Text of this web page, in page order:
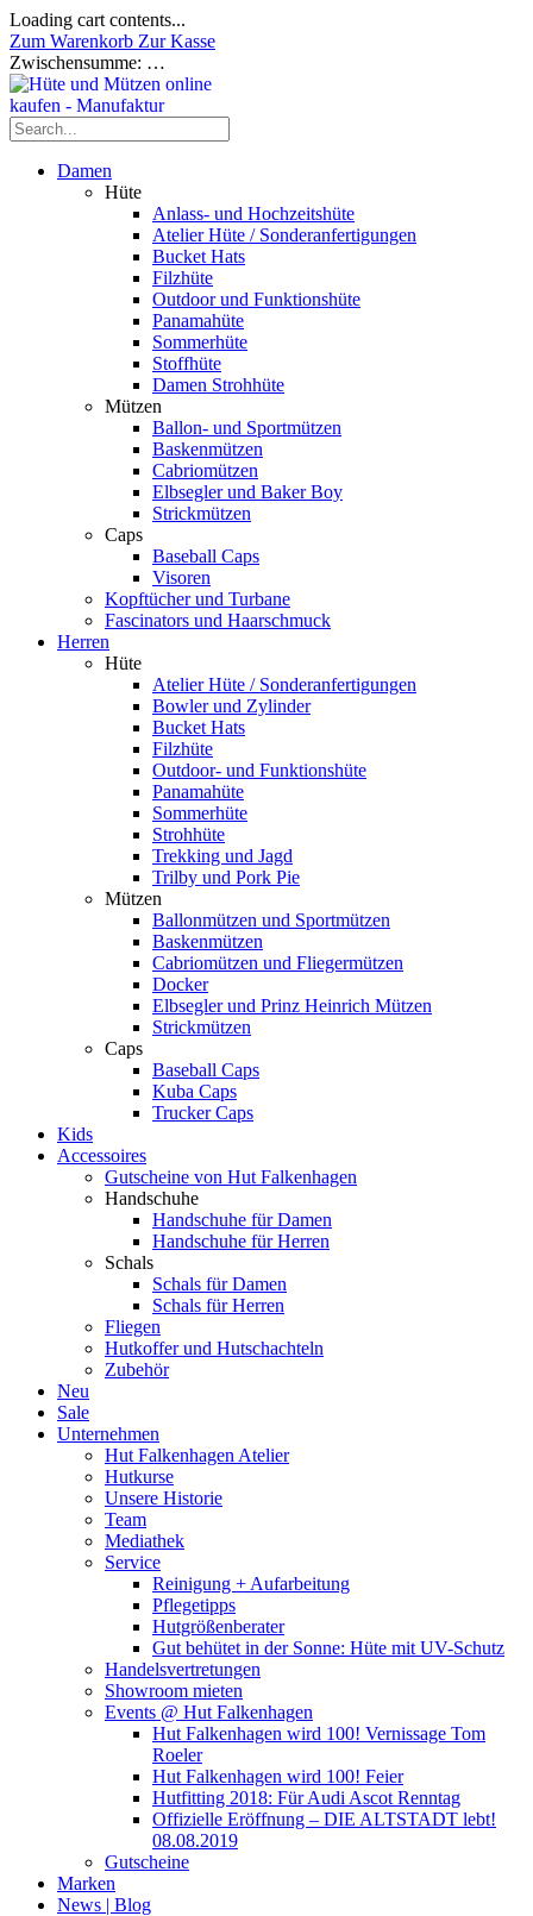
Loading cart contents...
Zum Warenkorb Zur Kasse
Zwischensumme: …
Damen
Hüte
Anlass- und Hochzeitshüte
Atelier Hüte / Sonderanfertigungen
Bucket Hats
Filzhüte
Outdoor und Funktionshüte
Panamahüte
Sommerhüte
Stoffhüte
Damen Strohhüte
Mützen
Ballon- und Sportmützen
Baskenmützen
Cabriomützen
Elbsegler und Baker Boy
Strickmützen
Caps
Baseball Caps
Visoren
Kopftücher und Turbane
Fascinators und Haarschmuck
Herren
Hüte
Atelier Hüte / Sonderanfertigungen
Bowler und Zylinder
Bucket Hats
Filzhüte
Outdoor- und Funktionshüte
Panamahüte
Sommerhüte
Strohhüte
Trekking und Jagd
Trilby und Pork Pie
Mützen
Ballonmützen und Sportmützen
Baskenmützen
Cabriomützen und Fliegermützen
Docker
Elbsegler und Prinz Heinrich Mützen
Strickmützen
Caps
Baseball Caps
Kuba Caps
Trucker Caps
Kids
Accessoires
Gutscheine von Hut Falkenhagen
Handschuhe
Handschuhe für Damen
Handschuhe für Herren
Schals
Schals für Damen
Schals für Herren
Fliegen
Hutkoffer und Hutschachteln
Zubehör
Neu
Sale
Unternehmen
Hut Falkenhagen Atelier
Hutkurse
Unsere Historie
Team
Mediathek
Service
Reinigung + Aufarbeitung
Pflegetipps
Hutgrößenberater
Gut behütet in der Sonne: Hüte mit UV-Schutz
Handelsvertretungen
Showroom mieten
Events @ Hut Falkenhagen
Hut Falkenhagen wird 100! Vernissage Tom
Roeler
Hut Falkenhagen wird 100! Feier
Hutfitting 2018: Für Audi Ascot Renntag
Offizielle Eröffnung – DIE ALTSTADT lebt!
08.08.2019
Gutscheine
Marken
News | Blog